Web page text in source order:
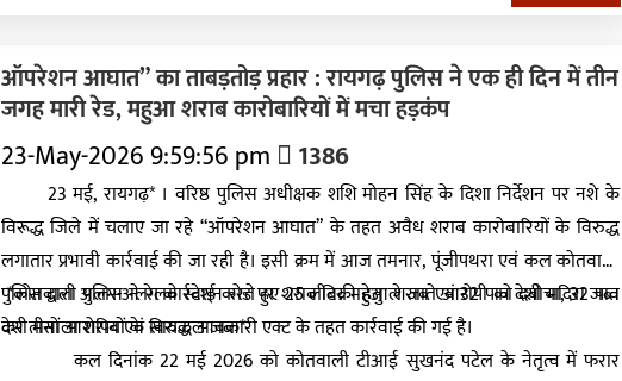
ऑपरेशन आघात” का ताबड़तोड़ प्रहार : रायगढ़ पुलिस ने एक ही दिन में तीन
जगह मारी रेड, महुआ शराब कारोबारियों में मचा हड़कंप
23-May-2026 9:59:56 pm 1386
23 मई, रायगढ़* । वरिष्ठ पुलिस अधीक्षक शशि मोहन सिंह के दिशा निर्देशन पर नशे के
विरूद्ध जिले में चलाए जा रहे “ऑपरेशन आघात” के तहत अवैध शराब कारोबारियों के विरुद्ध
लगातार प्रभावी कार्रवाई की जा रही है। इसी क्रम में आज तमनार, पूंजीपथरा एवं कल कोतवाली
पुलिस द्वारा अलग-अलग कार्रवाई करते हुए 25 लीटर महुआ शराब एवं 32 पाव देशी मदिरा जब्त
कर तीनों आरोपियों के विरुद्ध आबकारी एक्ट के तहत कार्रवाई की गई है।
*कोतवाली पुलिस ने रेलवे स्टेशन रोड पर शराब बिक्री हेतु ले जाते आरोपी को दबोचा, 32 पाव
देशी मसाला शराब एवं सायकल जब्त*
कल दिनांक 22 मई 2026 को कोतवाली टीआई सुखनंद पटेल के नेतृत्व में फरार